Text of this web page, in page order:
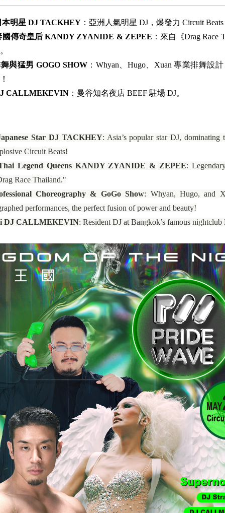
明星 DJ TACKHEY ：亞洲人氣明星 DJ，爆發力 Circuit
傳奇皇后 KANDY ZYANIDE & ZEPEE ：來自《Drag Race
與猛男 GOGO SHOW：Whyan、Hugo、Xuan 專業排舞設
CALLMEKEVIN ：曼谷知名夜店 BEEF 駐場 DJ。
Star DJ TACKHEY: Asia’s popular star DJ, dominating
Circuit Beats!
Legend Queens KANDY ZYANIDE & ZEPEE:
Race Thailand."
Choreography & GoGo Show: Whyan, Hugo, and
performances, the perfect fusion of power and beauty!
DJ CALLMEKEVIN: Resident DJ at Bangkok’s famous nightclub